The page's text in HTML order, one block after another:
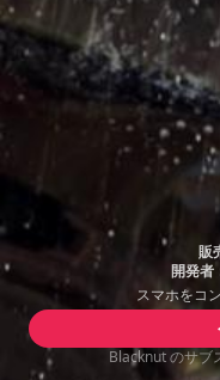
販
開発者
スマホをコ
Blacknut のサブ